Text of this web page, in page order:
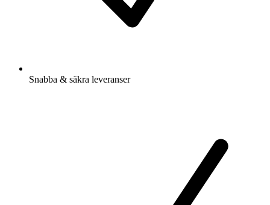
Snabba & säkra leveranser